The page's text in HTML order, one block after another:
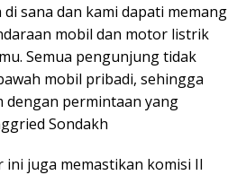
sana dan kami dapati memang
mobil dan motor listrik
Semua pengunjung tidak
mobil pribadi, sehingga
dengan permintaan yang
Sondakh
ini juga memastikan komisi II